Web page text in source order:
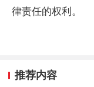
律责任的权利。
推荐内容